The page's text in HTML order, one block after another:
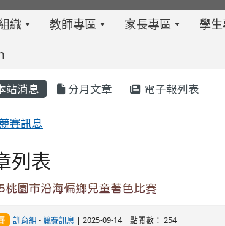
織 教師專區 家長專區 學
站消息 分月文章 電子報列表
競賽訊息
列表
桃園市沿海偏鄉兒童著色比賽
訓育組 -競賽訊息 | 2025-09-14 | 點閱數： 254
link to https://www.twes.tyc.edu.tw/